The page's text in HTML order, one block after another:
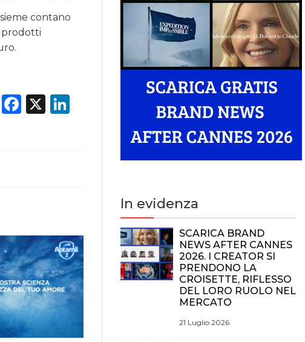
contano
prodotti
Facebook
X LinkedIn
In evidenza
SCARICA BRAND
NEWS AFTER CANNES
2026. I CREATOR SI
PRENDONO LA
CROISETTE, RIFLESSO
DEL LORO RUOLO NEL
MERCATO
21 Luglio 2026